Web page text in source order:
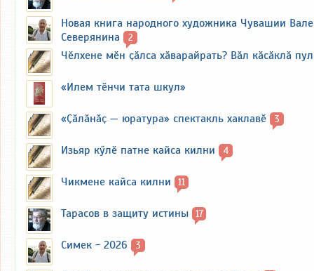
Новая книга народного художника Чувашии
Северянина
2
Чӗлхене мӗн ҫӑлса хӑварайрать? Вӑл кӑсӑклӑ
«Илем тӗнчи тата шкул»
«Ҫӑлӑнӑҫ — юратура» спектакль хаклавӗ 3
Изьяр кӳлӗ патне кайса килни 4
Чикмене кайса килни 11
Тарасов в защиту истины 17
Симек - 2026 3